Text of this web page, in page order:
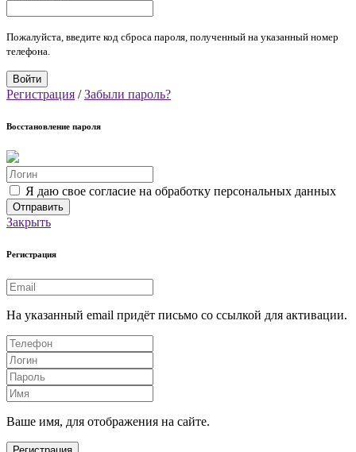
Пожалуйста, введите код сброса пароля, полученный на указанный номер
телефона.
Регистрация /Забыли пароль?
Восстановление пароля
Я даю свое согласие на обработку персональных данных
Закрыть
Регистрация
На указанный email придёт письмо со ссылкой для активации.
Ваше имя, для отображения на сайте.